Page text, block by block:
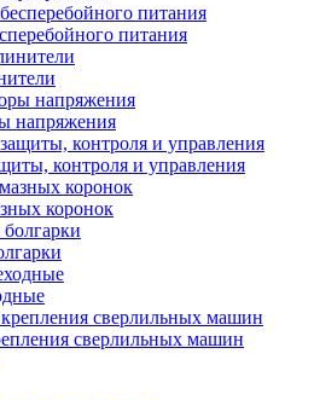
питания
напряжения
контроля и управления
коронок
сверлильных машин